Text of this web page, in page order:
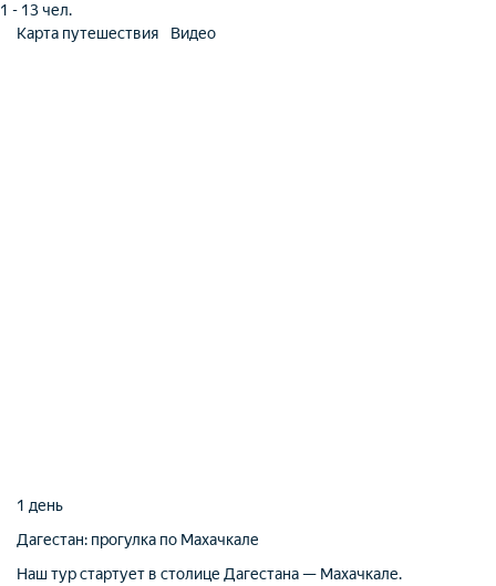
1 - 13 чел.
Карта путешествия
Видео
1 день
Дагестан: прогулка по Махачкале
Наш тур стартует в столице Дагестана — Махачкале.